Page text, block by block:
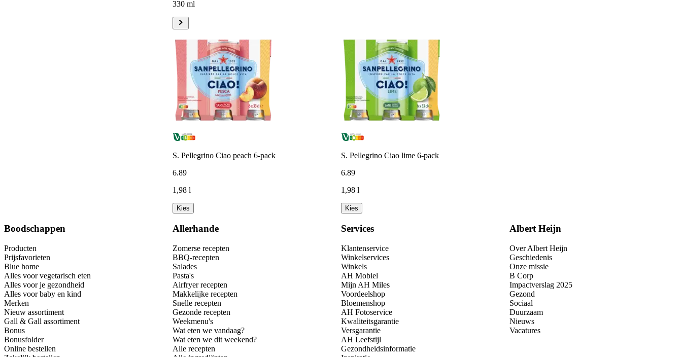
330 ml
S. Pellegrino Ciao peach 6-pack
6.89
1,98 l
Kies
S. Pellegrino Ciao lime 6-pack
6.89
1,98 l
Kies
Boodschappen
Producten
Prijsfavorieten
Blue home
Alles voor vegetarisch eten
Alles voor je gezondheid
Alles voor baby en kind
Merken
Nieuw assortiment
Gall & Gall assortiment
Bonus
Bonusfolder
Online bestellen
Allerhande
Zomerse recepten
BBQ-recepten
Salades
Pasta's
Airfryer recepten
Makkelijke recepten
Snelle recepten
Gezonde recepten
Weekmenu's
Wat eten we vandaag?
Wat eten we dit weekend?
Alle recepten
Services
Klantenservice
Winkelservices
Winkels
AH Mobiel
Mijn AH Miles
Voordeelshop
Bloemenshop
AH Fotoservice
Kwaliteitsgarantie
Versgarantie
AH Leefstijl
Gezondheidsinformatie
Albert Heijn
Over Albert Heijn
Geschiedenis
Onze missie
B Corp
Impactverslag 2025
Gezond
Sociaal
Duurzaam
Nieuws
Vacatures